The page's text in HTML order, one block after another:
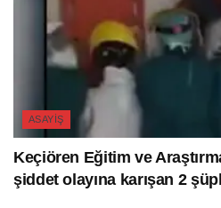
ASAYIŞ
Keçiören Eğitim ve
şiddet olayına karışan 2